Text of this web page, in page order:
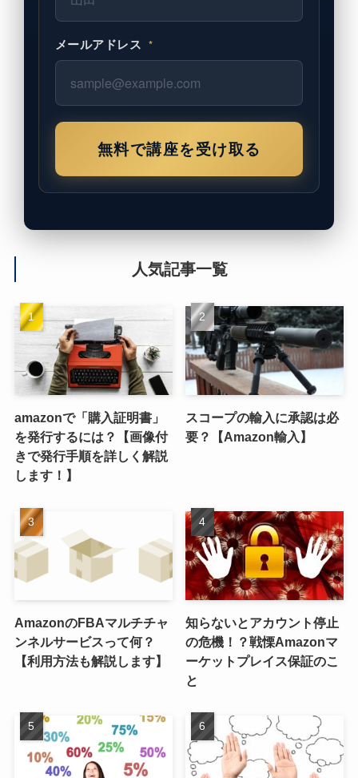
メールアドレス *
無料で講座を受け取る
人気記事一覧
amazonで「購入証明書」
を発行するには？【画像付
きで発行手順を詳しく解説
します！】
スコープの輸入に承認は必
要？【Amazon輸入】
AmazonのFBAマルチチャ
ンネルサービスって何？
【利用方法も解説します】
知らないとアカウント停止
の危機！？戦慄Amazonマ
ーケットプレイス保証のこ
と